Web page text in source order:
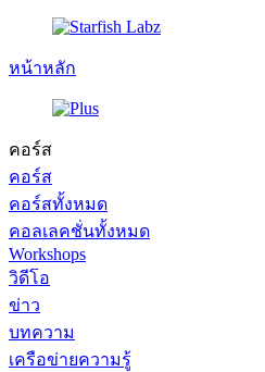
หน้าหลัก
คอร์ส
คอร์ส
คอร์สทั้งหมด
คอลเลคชั่นทั้งหมด
Workshops
วิดีโอ
ข่าว
บทความ
เครือข่ายความรู้